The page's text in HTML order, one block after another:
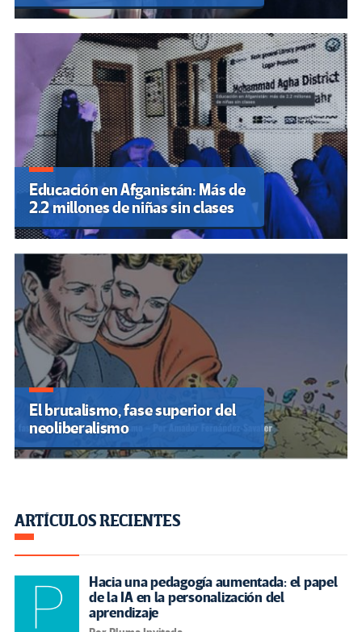
Educación en Afganistán: Más de
2.2 millones de niñas sin clases
El brutalismo, fase superior del
neoliberalismo
ARTÍCULOS RECIENTES
Hacia una pedagogía aumentada: el papel
de la IA en la personalización del
aprendizaje